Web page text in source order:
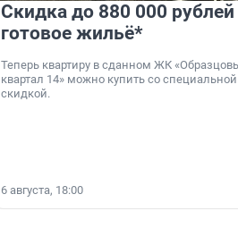
Скидка до 880 000 рублей
готовое жильё*
Теперь квартиру в сданном ЖК
квартал 14» можно купить со специальной
скидкой.
6 августа, 18:00